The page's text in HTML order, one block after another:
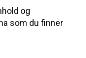
og
som du finner